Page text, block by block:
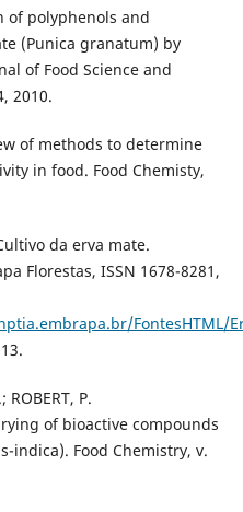
of polyphenols and
(Punica granatum) by
of Food Science and
2010.
of methods to determine
in food. Food Chemisty,
da erva mate.
Florestas, ISSN 1678-8281,
FontesHTML/
ROBERT, P.
of bioactive compounds
indica). Food Chemistry, v.